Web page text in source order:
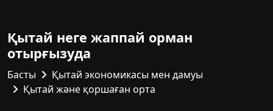
Қытай неге жаппай орман
отырғызуда
Басты
Қытай экономикасы мен дамуы
Қытай және қоршаған орта